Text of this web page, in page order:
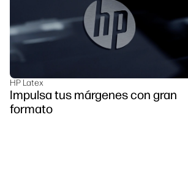
HP Latex
Impulsa tus márgenes con gran
formato